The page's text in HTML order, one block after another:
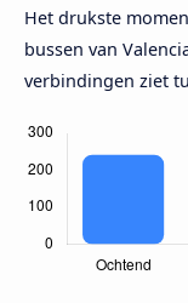
Het drukste
bussen van
verbindingen ziet